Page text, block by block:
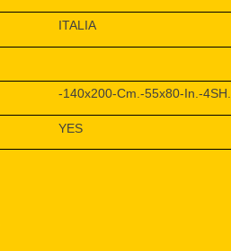
ITALIA
-140x200-Cm.-55x80-In.-4SH.
YES